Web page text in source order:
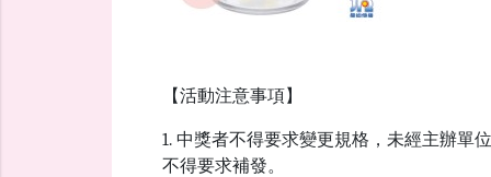
【活動注意事項】
1. 中獎者不得要求變更規格，未經主辦單
不得要求補發。